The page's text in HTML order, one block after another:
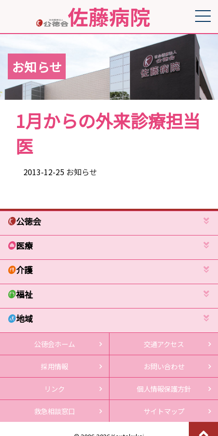
お知らせ
1月からの外来診療担当
医
2013-12-25 お知らせ
公徳会
医療
介護
福祉
地域
公徳会ホーム 交通アクセス
採用情報 お問い合わせ
リンク 個人情報保護方針
救急相談窓口 サイトマップ